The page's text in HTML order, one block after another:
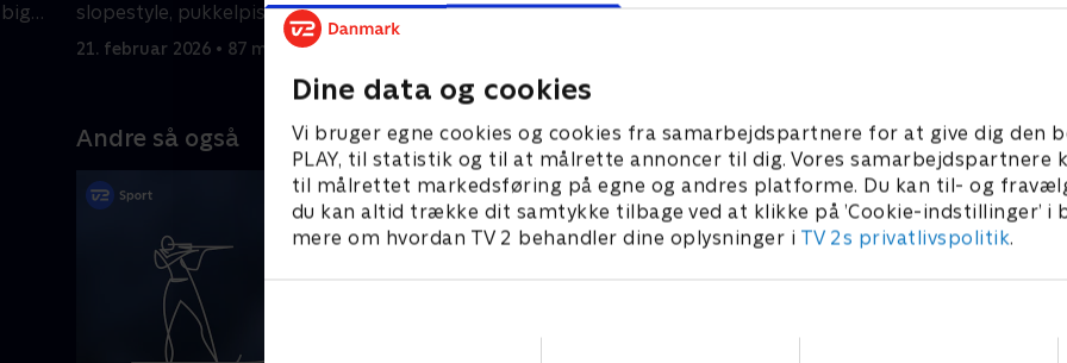
Dine data og cookies
Vi bruger egne cookies og cookies fra samarbejdspartnere for at give dig den
PLAY, til statistik og til at målrette annoncer til dig. Vores samarbejdspartnere
til målrettet markedsføring på egne og andres platforme. Du kan til- og
du kan altid trække dit samtykke tilbage ved at klikke på ’Cookie-indstillinger’ i
mere om hvordan TV 2 behandler dine oplysninger i TV 2s privatlivspolitik.
slopestyle, pukkelpist, halfpipe, big
air og aerials.
21. februar 2026 • 87 min
slopestyle, pukkelpist, halfpipe, big
Andre så også